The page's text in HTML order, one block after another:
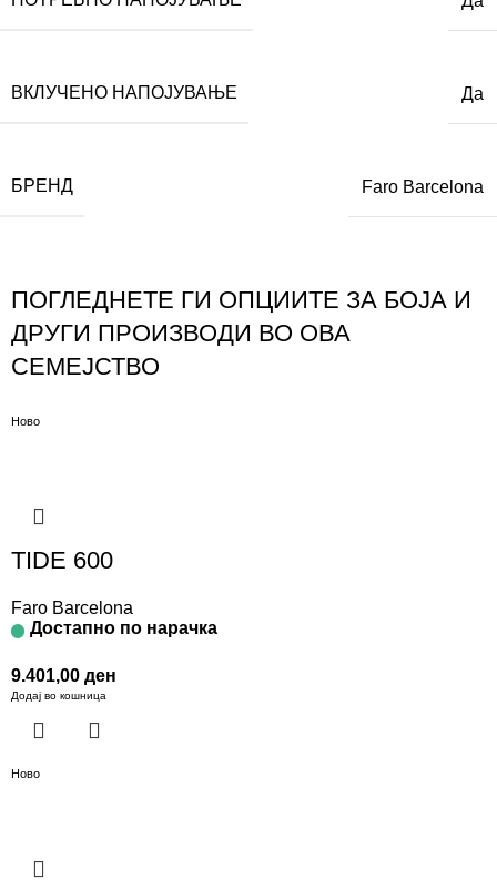
ВКЛУЧЕНО НАПОЈУВАЊЕ Да
БРЕНД Faro Barcelona
ПОГЛЕДНЕТЕ ГИ ОПЦИИТЕ ЗА БОЈА И
ДРУГИ ПРОИЗВОДИ ВО ОВА
СЕМЕЈСТВО
Ново
TIDE 600
Faro Barcelona
Достапно по нарачка
9.401,00 ден
Додај во кошница
Ново